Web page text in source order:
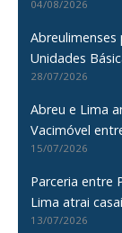
04/08/2026
Unidades
28/07/2026
Abreu e Lima
Vacimóvel
15/07/2026
Parceria entre
Lima atrai
13/07/2026